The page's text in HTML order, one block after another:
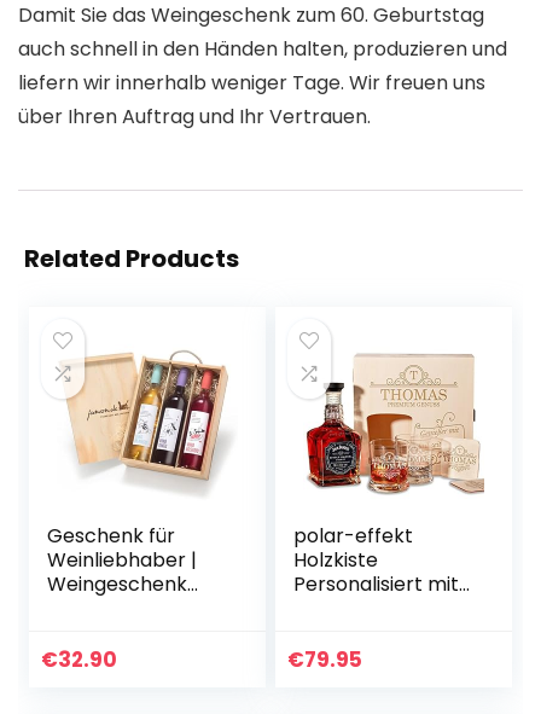
Damit Sie das Weingeschenk zum 60. Geburtstag
auch schnell in den Händen halten, produzieren und
liefern wir innerhalb weniger Tage. Wir freuen uns
über Ihren Auftrag und Ihr Vertrauen.
Related Products
Geschenk für
Weinliebhaber |
Weingeschenk
Weißwein &
€32.90
polar-effekt
Holzkiste
Personalisiert mit
Barrel Tennessee
€79.95